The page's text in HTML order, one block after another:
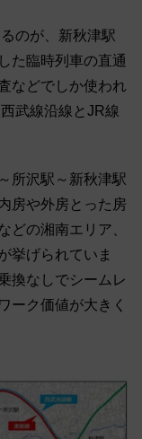
のが、新秋津駅
た臨時列車の直通
などでしか使われ
武線沿線とJR線
所沢駅～新秋津駅
房や外房とった房
どの湘南エリア、
挙げられていま
換なしでシームレ
ーク価値が大きく